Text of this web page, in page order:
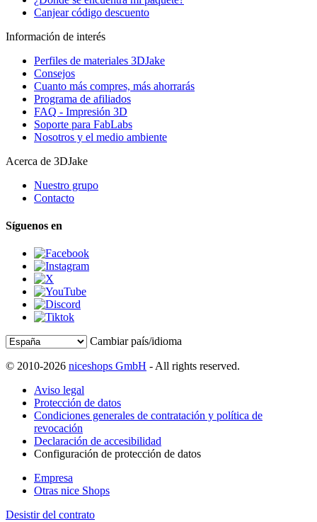
Canjear código descuento
Información de interés
Perfiles de materiales 3DJake
Consejos
Cuanto más compres, más ahorrarás
Programa de afiliados
FAQ - Impresión 3D
Soporte para FabLabs
Nosotros y el medio ambiente
Acerca de 3DJake
Nuestro grupo
Contacto
Síguenos en
Cambiar país/idioma
© 2010-2026 niceshops GmbH - All rights reserved.
Aviso legal
Protección de datos
Condiciones generales de contratación y política de
revocación
Declaración de accesibilidad
Configuración de protección de datos
Empresa
Otras nice Shops
Desistir del contrato